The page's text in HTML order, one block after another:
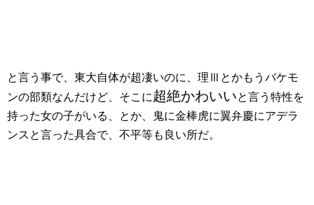
と言う事で、東大自体が超凄いのに、理Ⅲとかもうバケモ
ンの部類なんだけど、そこに超絶かわいいと言う特性を
持った女の子がいる、とか、鬼に金棒虎に翼弁慶にアデラ
ンスと言った具合で、不平等も良い所だ。